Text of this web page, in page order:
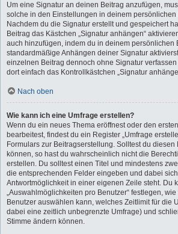
Um eine Signatur an deinen Beitrag anzufügen,
solche in den Einstellungen in deinem
Nachdem du die Signatur erstellt und gespeichert
Beitrag das Kästchen „Signatur anhängen“
auch hinzufügen, indem du in deinem persönlichen
standardmäßige Anhängen deiner Signatur
einzelnen Beitrag dennoch ohne Signatur
dort einfach das Kontrollkästchen „Signatur
Nach oben
Wie kann ich eine Umfrage erstellen?
Wenn du ein neues Thema eröffnest oder den
bearbeitest, findest du ein Register „Umfrage
Formulars zur Beitragserstellung. Solltest du diesen
können, so hast du wahrscheinlich nicht die
erstellen. Du solltest einen Titel und mindestens
die entsprechenden Felder eingeben und dabei
Antwortmöglichkeit in einer eigenen Zeile steht. Du
„Auswahlmöglichkeiten pro Benutzer“ festlegen,
Benutzer auswählen kann, welches Zeitlimit für die
dabei eine zeitlich unbegrenzte Umfrage) und
Stimme ändern können.